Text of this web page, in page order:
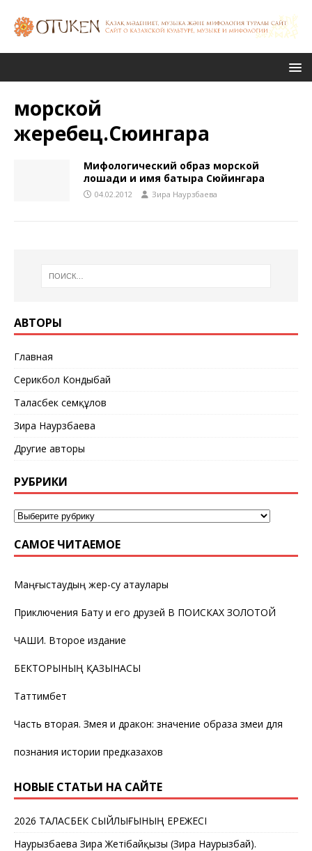
морской
жеребец.Сюингара
Мифологический образ морской
лошади и имя батыра Сюйингара
04.02.2012 Зира Наурзбаева
АВТОРЫ
Главная
Серикбол Кондыбай
Таласбек Әсемқұлов
Зира Наурзбаева
Другие авторы
РУБРИКИ
САМОЕ ЧИТАЕМОЕ
Маңғыстаудың жер-су атаулары
Приключения Бату и его друзей В ПОИСКАХ ЗОЛОТОЙ
ЧАШИ. Второе издание
БЕКТОРЫНЫҢ ҚАЗЫНАСЫ
Таттимбет
Часть вторая. Змея и дракон: значение образа змеи для
познания истории предказахов
НОВЫЕ СТАТЬИ НА САЙТЕ
2026 ТАЛАСБЕК СЫЙЛЫҒЫНЫҢ ЕРЕЖЕСІ
Наурызбаева Зира Жетібайқызы (Зира Наурызбай).